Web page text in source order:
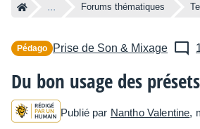
... Forums thématiques
Pédago Prise de Son & Mixage
Du bon usage des
Publié par Nantho Valentine,